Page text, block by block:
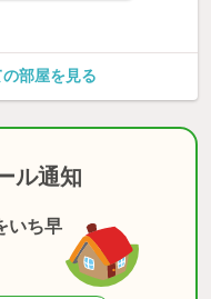
部屋を見る
ル通知
いち早